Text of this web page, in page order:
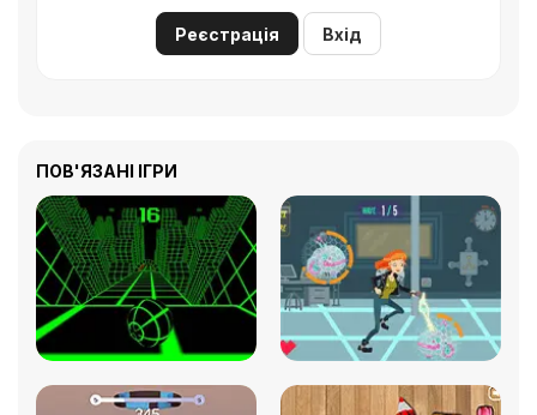
Реєстрація Вхід
ПОВ'ЯЗАНІ ІГРИ